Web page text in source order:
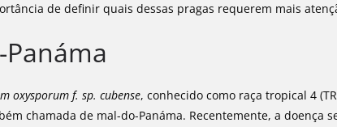
de definir quais dessas pragas requerem mais
oxysporum f. sp. cubense, conhecido como raça tropical 4
chamada de mal-do-Panáma. Recentemente, a doença